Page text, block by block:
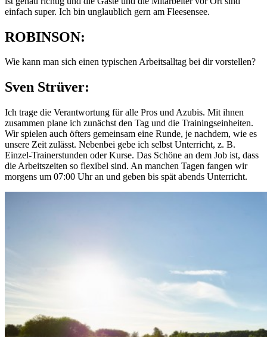
einfach super. Ich bin unglaublich gern am Fleesensee.
ROBINSON:
Wie kann man sich einen typischen Arbeitsalltag bei dir vorstellen?
Sven Strüver:
Ich trage die Verantwortung für alle Pros und Azubis. Mit ihnen
zusammen plane ich zunächst den Tag und die Trainingseinheiten.
Wir spielen auch öfters gemeinsam eine Runde, je nachdem, wie es
unsere Zeit zulässt. Nebenbei gebe ich selbst Unterricht, z. B.
Einzel-Trainerstunden oder Kurse. Das Schöne an dem Job ist, dass
die Arbeitszeiten so flexibel sind. An manchen Tagen fangen wir
morgens um 07:00 Uhr an und geben bis spät abends Unterricht.